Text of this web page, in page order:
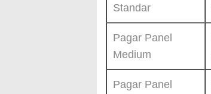
Standar
Pagar Panel
Medium
Pagar Panel